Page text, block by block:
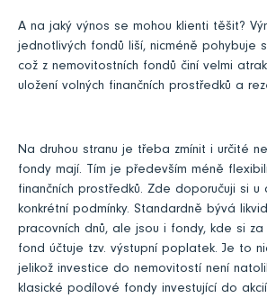
A na jaký výnos se mohou klienti těšit?
jednotlivých fondů liší, nicméně pohybuje
což z nemovitostních fondů činí velmi
uložení volných finančních prostředků a
Na druhou stranu je třeba zmínit i určité
fondy mají. Tím je především méně
finančních prostředků. Zde doporučuji si
konkrétní podmínky. Standardně bývá
pracovních dnů, ale jsou i fondy, kde si
fond účtuje tzv. výstupní poplatek. Je to
jelikož investice do nemovitostí není
klasické podílové fondy investující do